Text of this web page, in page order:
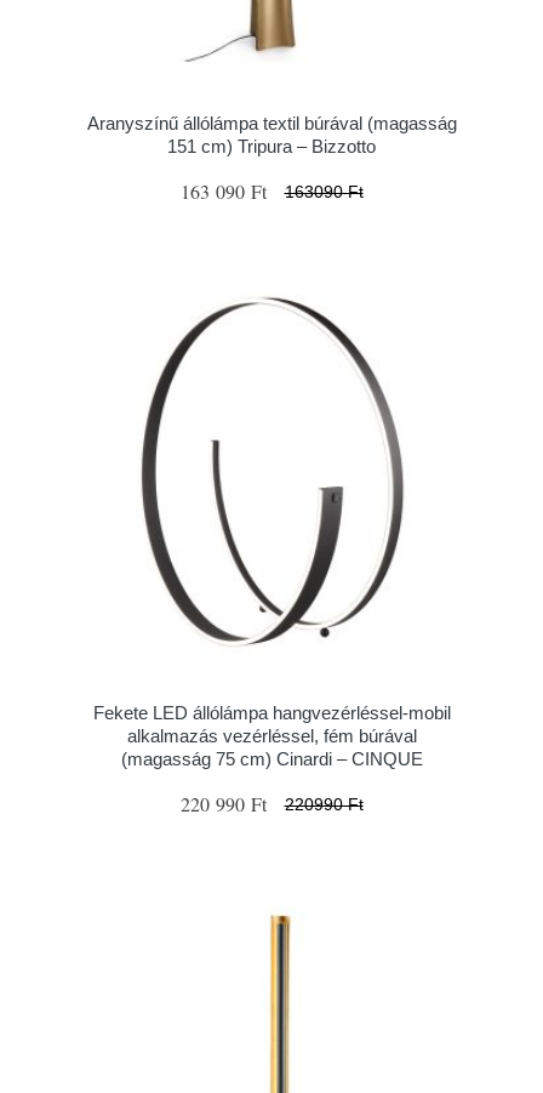
Aranyszínű állólámpa textil búrával (magasság
151 cm) Tripura – Bizzotto
163 090 Ft 163090 Ft
Fekete LED állólámpa hangvezérléssel-mobil
alkalmazás vezérléssel, fém búrával
(magasság 75 cm) Cinardi – CINQUE
220 990 Ft 220990 Ft